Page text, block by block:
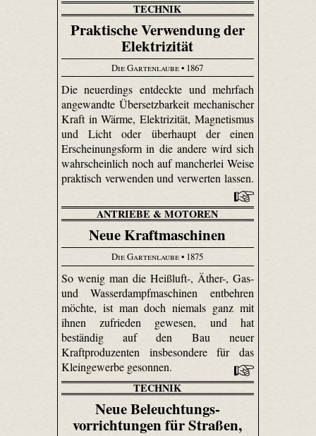
TECHNIK
Praktische Verwendung der
Elektrizität
Die Gartenlaube• 1867
Die neuerdings entdeckte und mehrfach
angewandte Übersetzbarkeit mechanischer
Kraft in Wärme, Elektrizität, Magnetismus
und Licht oder überhaupt der einen
Erscheinungsform in die andere wird sich
wahrscheinlich noch auf mancherlei Weise
praktisch verwenden und verwerten lassen.
ANTRIEBE & MOTOREN
Neue Kraftmaschinen
Die Gartenlaube• 1875
So wenig man die Heißluft-, Äther-, Gas-
und Wasserdampfmaschinen entbehren
möchte, ist man doch niemals ganz mit
ihnen zufrieden gewesen, und hat
beständig auf den Bau neuer
Kraftproduzenten insbesondere für das
Kleingewerbe gesonnen.
TECHNIK
Neue Beleuchtungs­
vorrichtungen für Straßen,